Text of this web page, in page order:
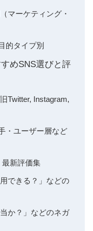
マーケティング・
的タイプ別
めSNS選びと評
Twitter, Instagram,
・ユーザー層など
最新評価集
できる？」などの
か？」などのネガ